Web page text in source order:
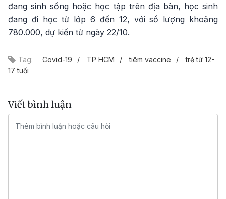
đang sinh sống hoặc học tập trên địa bàn, học sinh
đang đi học từ lớp 6 đến 12, với số lượng khoảng
780.000, dự kiến từ ngày 22/10.
Tag: Covid-19 TP HCM tiêm vaccine
trẻ từ 12-
17 tuổi
Viết bình luận